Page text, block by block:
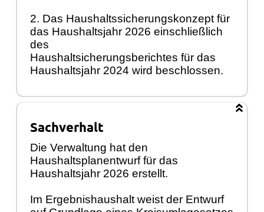
2. Das Haushaltssicherungskonzept für
das Haushaltsjahr 2026 einschließlich
des
Haushaltsicherungsberichtes für das
Haushaltsjahr 2024 wird beschlossen.
Sachverhalt
Die Verwaltung hat den
Haushaltsplanentwurf für das
Haushaltsjahr 2026 erstellt.
Im Ergebnishaushalt weist der Entwurf